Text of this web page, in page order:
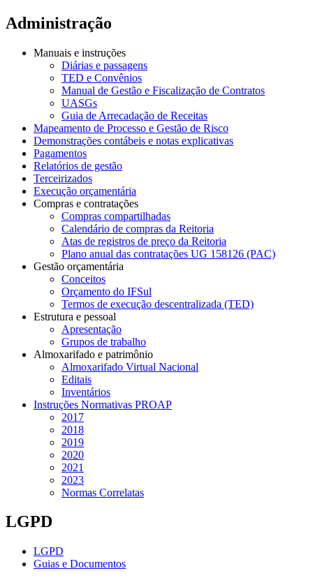
Administração
Manuais e instruções
Diárias e passagens
TED e Convênios
Manual de Gestão e Fiscalização de Contratos
UASGs
Guia de Arrecadação de Receitas
Mapeamento de Processo e Gestão de Risco
Demonstrações contábeis e notas explicativas
Pagamentos
Relatórios de gestão
Terceirizados
Execução orçamentária
Compras e contratações
Compras compartilhadas
Calendário de compras da Reitoria
Atas de registros de preço da Reitoria
Plano anual das contratações UG 158126 (PAC)
Gestão orçamentária
Conceitos
Orçamento do IFSul
Termos de execução descentralizada (TED)
Estrutura e pessoal
Apresentação
Grupos de trabalho
Almoxarifado e patrimônio
Almoxarifado Virtual Nacional
Editais
Inventários
Instruções Normativas PROAP
2017
2018
2019
2020
2021
2023
Normas Correlatas
LGPD
LGPD
Guias e Documentos